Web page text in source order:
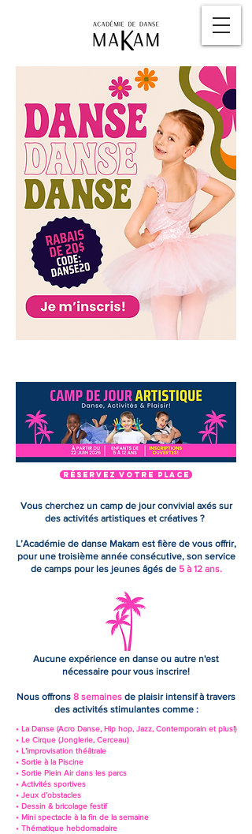
RÉSERVEZ VOTRE PLACE
Vous cherchez un camp de jour convivial axés sur
des activités artistiques et créatives ?
L’Académie de danse Makam est fière de vous offrir,
pour une troisième année consécutive, son service
de camps pour les jeunes âgés de 5 à 12 ans.
Aucune expérience en danse ou autre n'est
nécessaire pour vous inscrire!
Nous offrons 8 semaines de plaisir intensif à travers
des activités stimulantes comme :
•️ La Danse (Acro Danse, Hip hop, Jazz, Contemporain et plus!)
• Le Cirque (Jonglerie, Cerceau)
• L’improvisation théâtrale
•️ Sortie à la Piscine
• Sortie Plein Air dans les parcs
• Activités sportives
• Jeux d’obstacles
• Dessin & bricolage festif
• Mini spectacle à la fin de la semaine
• Thématique hebdomadaire